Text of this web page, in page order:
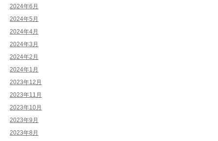
2024年6月
2024年5月
2024年4月
2024年3月
2024年2月
2024年1月
2023年12月
2023年11月
2023年10月
2023年9月
2023年8月